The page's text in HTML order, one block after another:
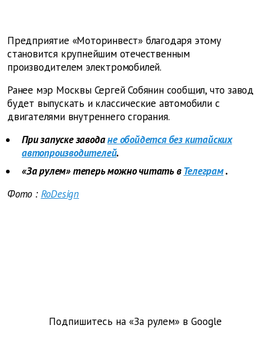
Предприятие «Моторинвест» благодаря этому
становится крупнейшим отечественным
производителем электромобилей.
Ранее мэр Москвы Сергей Собянин сообщил, что завод
будет выпускать и классические автомобили с
двигателями внутреннего сгорания.
При запуске заводане обойдется без китайских
автопроизводителей.
«За рулем» теперь можно читать вТелеграм.
Фото : RoDesign
Подпишитесь на «За рулем» в Google